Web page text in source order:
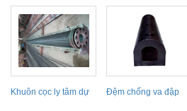
Khuôn cọc ly tâm dự
Đệm chống va đập